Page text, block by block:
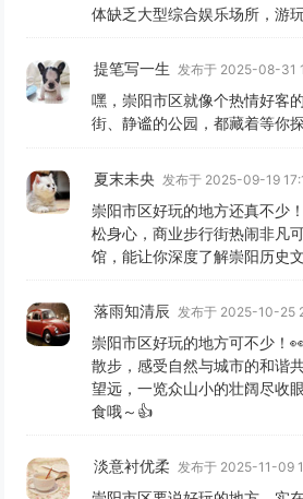
体缺乏大型综合娱乐场所，游
提笔写一生 发布于 2025-08-31
嘿，崇阳市区就像个热情好客
街、静谧的公园，都藏着等你
夏末未央 发布于 2025-09-19
崇阳市区好玩的地方还真不少
松身心，商业步行街热闹非凡
馆，能让你深度了解崇阳历史
落雨知清辰 发布于 2025-10-25
崇阳市区好玩的地方可不少！
散步，感受自然与城市的和谐
望远，一览众山小的壮阔尽收
食哦～👍
淡意衬优柔 发布于 2025-11-09